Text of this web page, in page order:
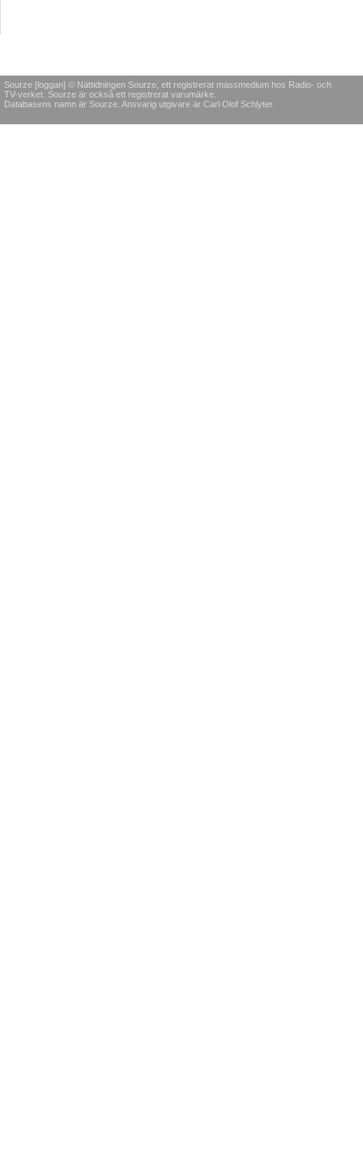
Sourze [loggan] © Nättidningen Sourze, ett registrerat massmedium hos Radio- och
TV-verket. Sourze är också ett registrerat varumärke.
Databasens namn är Sourze. Ansvarig utgivare är Carl Olof Schlyter.